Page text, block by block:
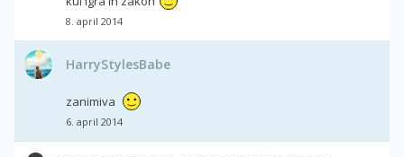
8. april 2014
HarryStylesBabe
zanimiva
6. april 2014